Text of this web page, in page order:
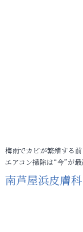
梅雨でカビが繁殖する前
エアコン掃除は“今”が最
南芦屋浜皮膚